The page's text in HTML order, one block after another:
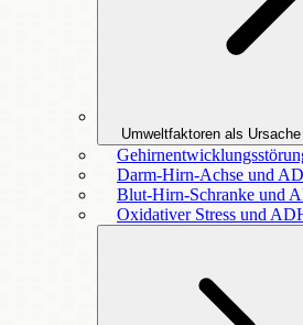
Umweltfaktoren als
Darm-Hirn-Achse und
Blut-Hirn-Schranke und
Oxidativer Stress und